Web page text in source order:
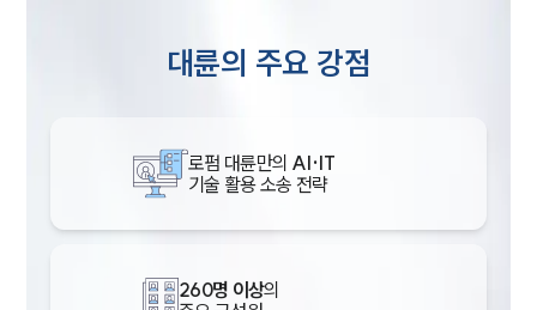
대륜의 주요 강점
로펌 대륜만의 AI·IT
기술 활용 소송 전략
260명 이상의